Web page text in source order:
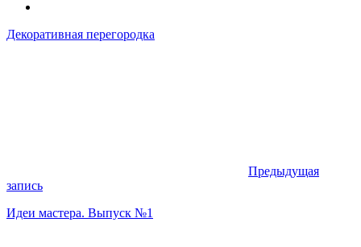
Декоративная перегородка
Предыдущая
запись
Идеи мастера. Выпуск №1